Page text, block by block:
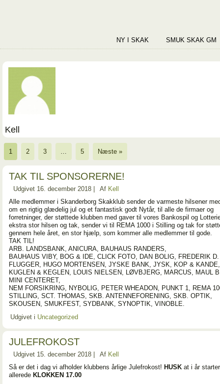
NY I SKAK SMUK SKAK GM
Kell
1 2 3 … 5 Næste »
TAK TIL SPONSORERNE!
Udgivet 16. december 2018 Af Kell
Alle medlemmer i Skanderborg Skakklub sender de varmeste hilsener
om en rigtig glædelig jul og et fantastisk godt Nytår, til alle de firmaer og
forretninger, der støttede klubben med gaver til vores Bankospil og
ekstra stor hilsen og tak, sender vi til REMA 1000 i Stilling og tak for
gennem hele året, en stor hjælp, som kommer alle medlemmer til gode.
TAK TIL!
ARB. LANDSBANK, ANICURA, BAUHAUS RANDERS,
BAUHAUS VIBY, BOG & IDE, CLICK FOTO, DAN BOLIG, FREDERIK
FLUGGER, HUGO MORTENSEN, JYSKE BANK, JYSK, KOP & KANDE,
KUGLEN & KEGLEN, LOUIS NIELSEN, LØVBJERG, MARCUS, MAUL
MINI CENTERET,
NEM FORSIKRING, NYBOLIG, PETER WHEADON, PUNKT 1, REMA
STILLING, SCT. THOMAS, SKB. ANTENNEFORENING, SKB. OPTIK,
SKOUSEN, SMUKFEST, SYDBANK, SYNOPTIK, VINOBLE.
Udgivet i Uncategorized
JULEFROKOST
Udgivet 15. december 2018 Af Kell
Så er det i dag vi afholder klubbens årlige Julefrokost! HUSK at i år
allerede KLOKKEN 17.00